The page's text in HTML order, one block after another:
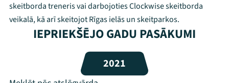
Mana programma
Programma
skeitborda treneris vai darbojoties Clockwise skeitborda
veikalā, kā arī skeitojot Rīgas ielās un skeitparkos.
IEPRIEKŠĒJO GADU PASĀKUMI
2021